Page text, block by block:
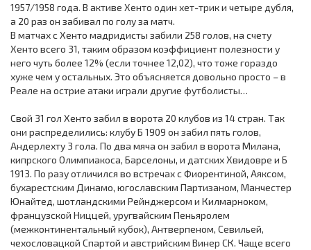
1957/1958 года. В активе Хенто один хет-трик и четыре дубля,
а 20 раз он забивал по голу за матч.
В матчах с Хенто мадридисты забили 258 голов, на счету
Хенто всего 31, таким образом коэффициент полезности у
него чуть более 12% (если точнее 12,02), что тоже гораздо
хуже чем у остальных. Это объясняется довольно просто – в
Реале на острие атаки играли другие футболисты…
Свой 31 гол Хенто забил в ворота 20 клубов из 14 стран. Так
они распределились: клубу Б 1909 он забил пять голов,
Андерлехту 3 гола. По два мяча он забил в ворота Милана,
кипрского Олимпиакоса, Барселоны, и датских Хвидовре и Б
1913. По разу отличился во встречах с Фиорентиной, Аяксом,
бухарестским Динамо, югославским Партизаном, Манчестер
Юнайтед, шотландскими Рейнджерсом и Килмарноком,
французской Ниццей, уругвайским Пеньяролем
(межконтинентальный кубок), Антверпеном, Севильей,
чехословацкой Спартой и австрийским Винер СК. Чаще всего